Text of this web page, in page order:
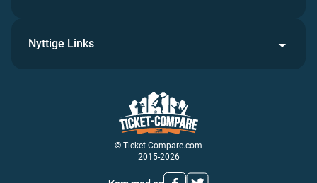
© Ticket-Compare.com
2015-2026
Nyttige Links